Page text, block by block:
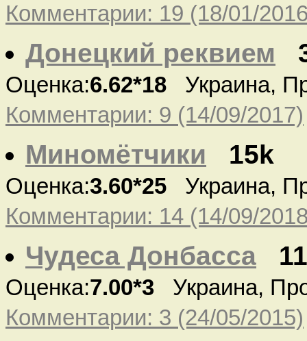
Комментарии: 19 (18/01/
Донецкий реквием
Оценка:6.62*18 Украина,
Комментарии: 9 (14/09/2017)
Миномётчики 15k
Оценка:3.60*25 Украина,
Комментарии: 14 (14/09/
Чудеса Донбасса
Оценка:7.00*3 Украина,
Комментарии: 3 (24/05/2015)